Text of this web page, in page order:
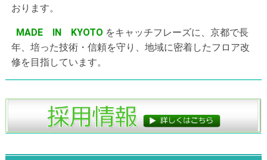
おります。
MADE IN KYOTO をキャッチフレーズに、京都で長
年、培った技術・信頼を守り、地域に密着したフロア改
修を目指しています。